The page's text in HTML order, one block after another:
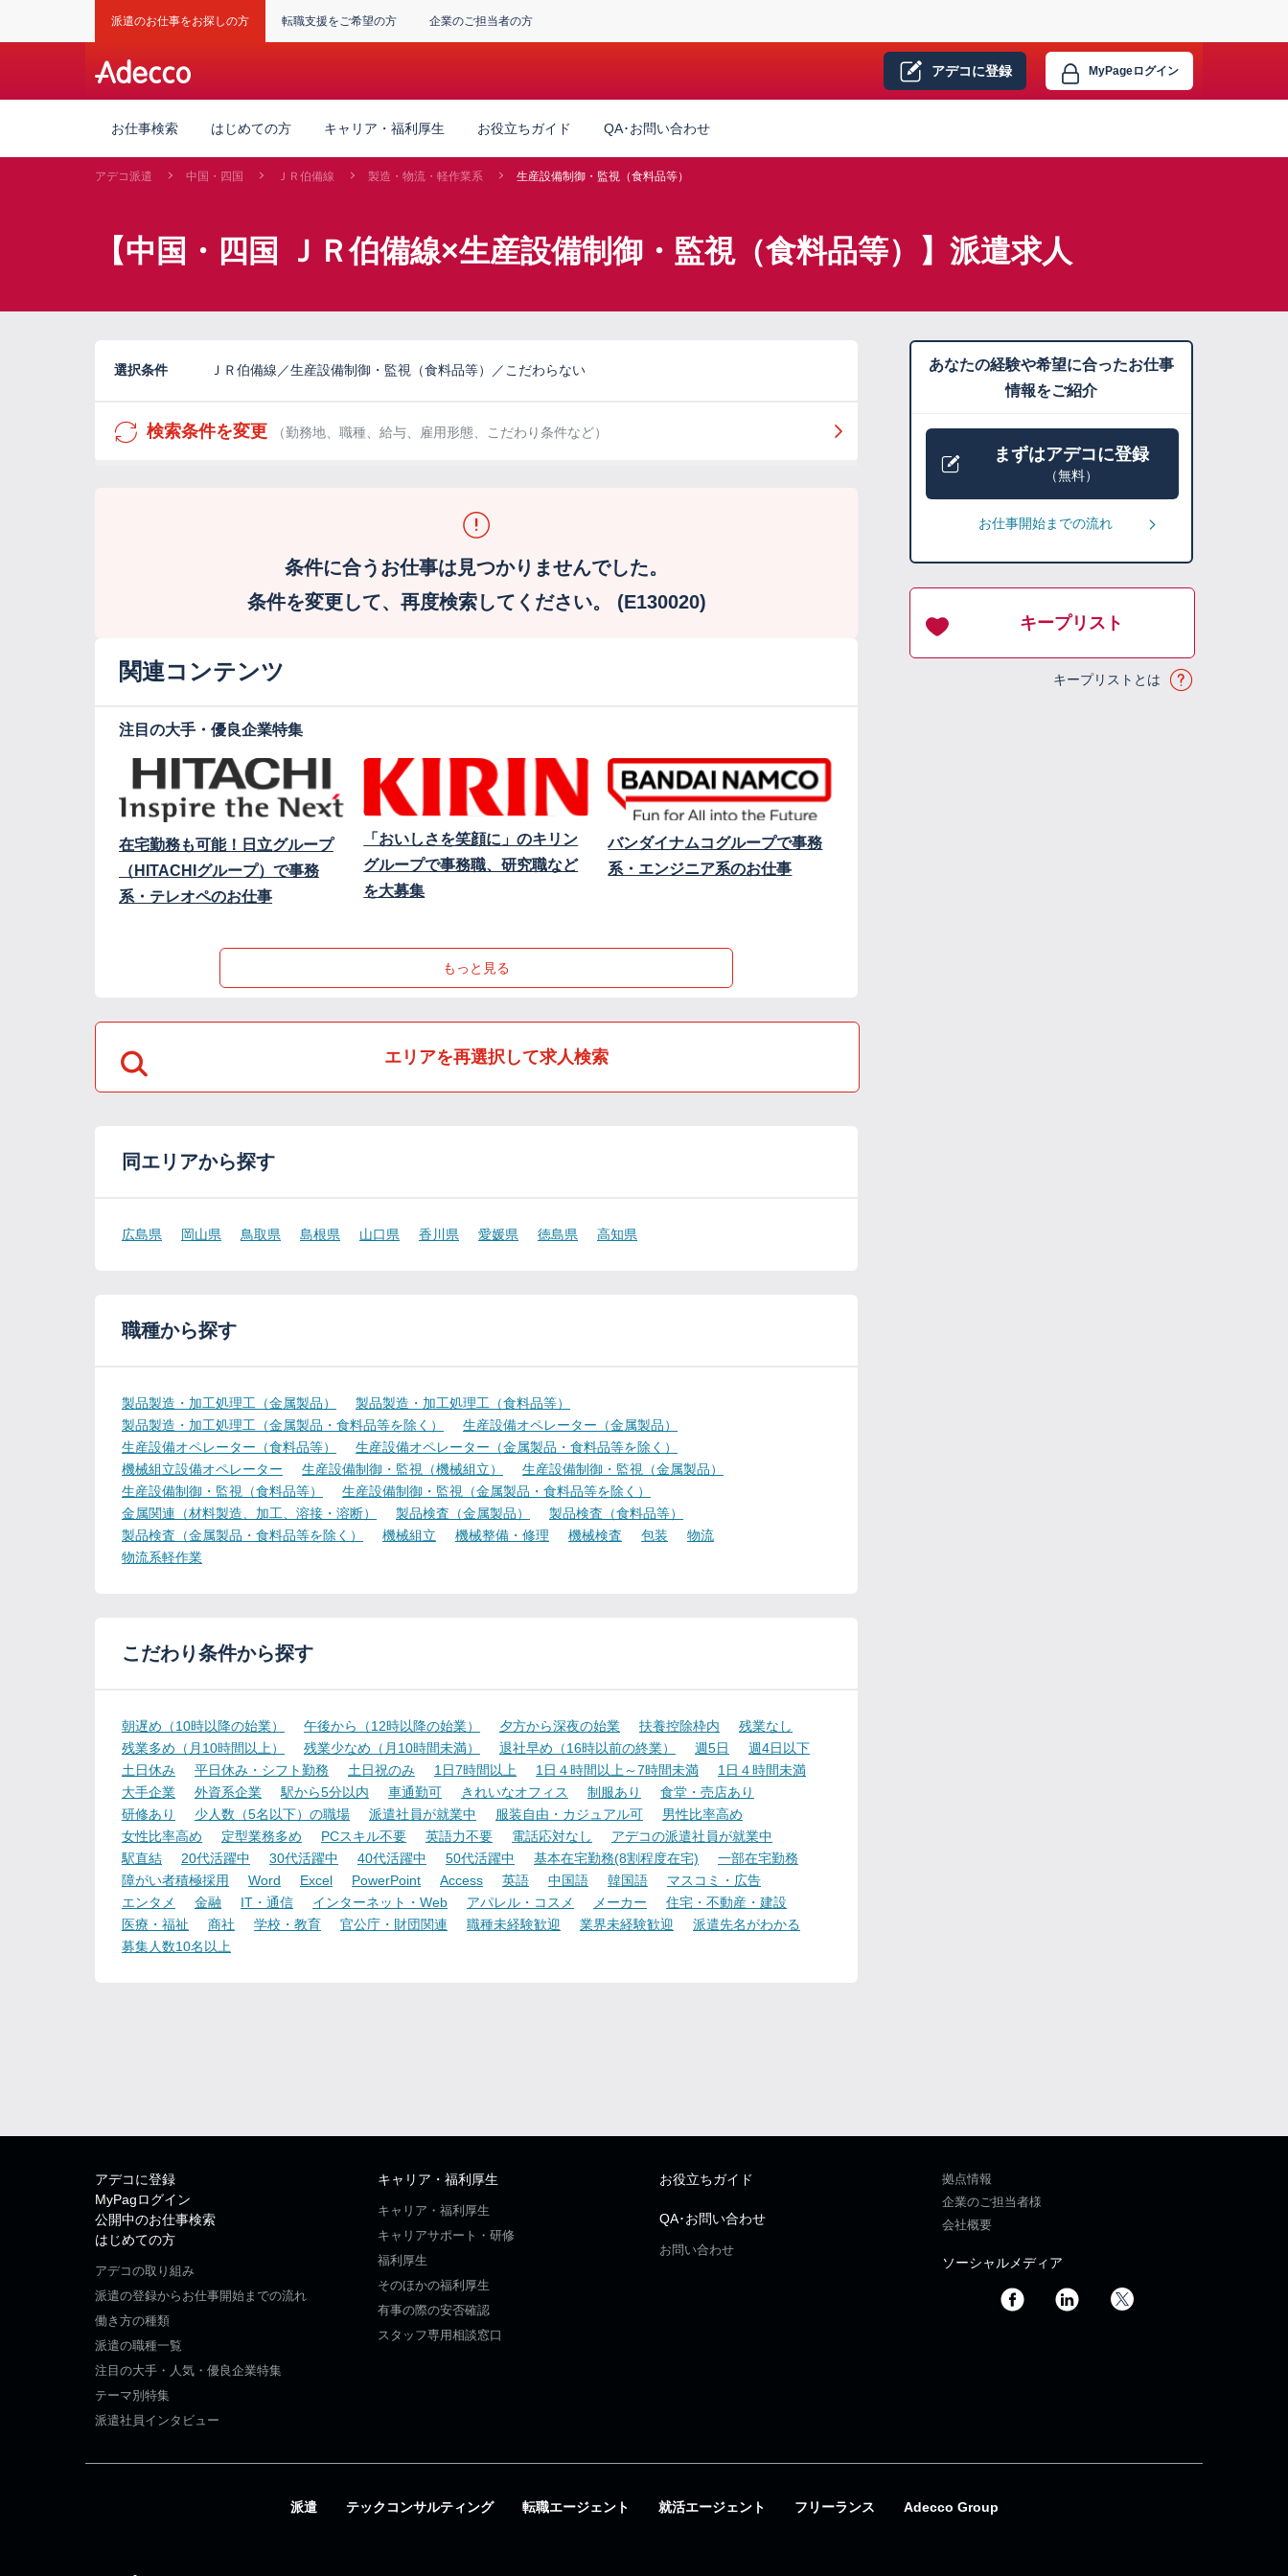
派遣のお仕事をお探しの方 転職支援をご希望の方 企業のご担当者の方
アデコに登録 MyPageログイン
お仕事検索 はじめての方 キャリア・福利厚生 お役立ちガイド QA･お問い合わせ
アデコ派遣 中国・四国 ＪＲ伯備線 製造・物流・軽作業系 生産設備制御・監視（食料品等）
【中国・四国 ＪＲ伯備線×生産設備制御・監視（食料品等）】派遣求人
選択条件 ＪＲ伯備線／生産設備制御・監視（食料品等）／こだわらない
検索条件を変更 （勤務地、職種、給与、雇用形態、こだわり条件など）
条件に合うお仕事は見つかりませんでした。
条件を変更して、再度検索してください。 (E130020)
関連コンテンツ
注目の大手・優良企業特集
在宅勤務も可能！日立グループ
（HITACHIグループ）で事務
系・テレオペのお仕事
「おいしさを笑顔に」のキリン
グループで事務職、研究職など
を大募集
バンダイナムコグループで事務
系・エンジニア系のお仕事
もっと見る
エリアを再選択して求人検索
同エリアから探す
広島県 岡山県 鳥取県 島根県 山口県 香川県 愛媛県 徳島県 高知県
職種から探す
製品製造・加工処理工（金属製品）
製品製造・加工処理工（食料品等）
製品製造・加工処理工（金属製品・食料品等を除く）
生産設備オペレーター（金属製品）
生産設備オペレーター（食料品等）
生産設備オペレーター（金属製品・食料品等を除く）
機械組立設備オペレーター
生産設備制御・監視（機械組立）
生産設備制御・監視（金属製品）
生産設備制御・監視（食料品等）
生産設備制御・監視（金属製品・食料品等を除く）
金属関連（材料製造、加工、溶接・溶断）
製品検査（金属製品）
製品検査（食料品等）
製品検査（金属製品・食料品等を除く）
機械組立 機械整備・修理 機械検査 包装
物流
物流系軽作業
こだわり条件から探す
朝遅め（10時以降の始業） 午後から（12時以降の始業） 夕方から深夜の始業 扶養控除枠内
残業なし
残業多め（月10時間以上）
残業少なめ（月10時間未満） 退社早め（16時以前の終業） 週5日
週4日以下
土日休み
平日休み・シフト勤務 土日祝のみ 1日7時間以上 1日４時間以上～7時間未満
1日４時間未満
大手企業
外資系企業 駅から5分以内 車通勤可 きれいなオフィス 制服あり
食堂・売店あり
研修あり
少人数（5名以下）の職場 派遣社員が就業中 服装自由・カジュアル可
男性比率高め
女性比率高め
定型業務多め PCスキル不要 英語力不要 電話応対なし
アデコの派遣社員が就業中
駅直結
20代活躍中 30代活躍中 40代活躍中 50代活躍中 基本在宅勤務(8割程度在宅)
一部在宅勤務
障がい者積極採用
Word Excel PowerPoint Access 英語 中国語 韓国語
マスコミ・広告
エンタメ
金融 IT・通信 インターネット・Web アパレル・コスメ メーカー
住宅・不動産・建設
医療・福祉
商社 学校・教育 官公庁・財団関連 職種未経験歓迎 業界未経験歓迎
派遣先名がわかる
募集人数10名以上
あなたの経験や希望に合ったお仕事
情報をご紹介
まずはアデコに登録
（無料）
お仕事開始までの流れ
キープリスト
キープリストとは
アデコに登録
MyPagログイン
公開中のお仕事検索
はじめての方
アデコの取り組み
派遣の登録からお仕事開始までの流れ
働き方の種類
派遣の職種一覧
注目の大手・人気・優良企業特集
テーマ別特集
派遣社員インタビュー
キャリア・福利厚生
キャリア・福利厚生
キャリアサポート・研修
福利厚生
そのほかの福利厚生
有事の際の安否確認
スタッフ専用相談窓口
お役立ちガイド
QA･お問い合わせ
お問い合わせ
拠点情報
企業のご担当者様
会社概要
ソーシャルメディア
派遣 テックコンサルティング 転職エージェント 就活エージェント フリーランス Adecco Group